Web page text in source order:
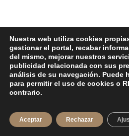
Nuestra web utiliza cookies
gestionar el portal, recabar
del mismo, mejorar nuestros
publicidad relacionada con sus
análisis de su navegación. Puede
para permitir el uso de cookies o
contrario.
Aceptar Rechazar